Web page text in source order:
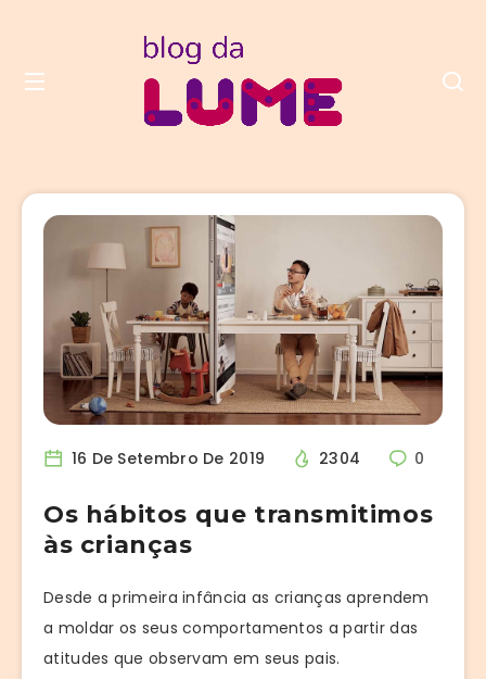
16 De Setembro De 2019 2304 0
Os hábitos que transmitimos
às crianças
Desde a primeira infância as crianças aprendem
a moldar os seus comportamentos a partir das
atitudes que observam em seus pais.